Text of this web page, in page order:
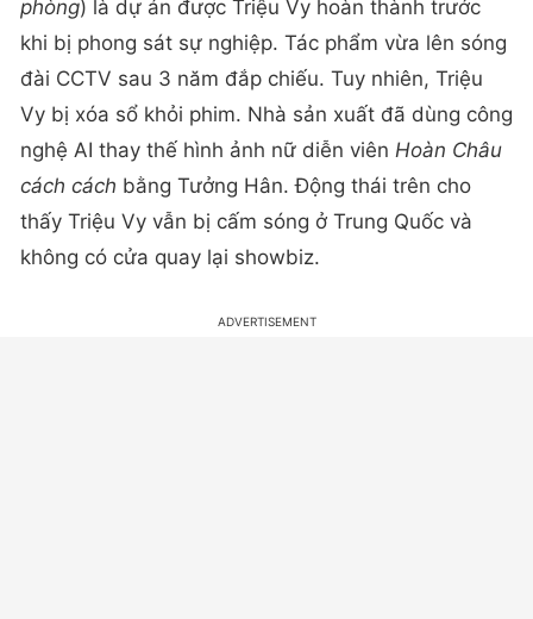
phòng) là dự án được Triệu Vy hoàn thành trước
khi bị phong sát sự nghiệp. Tác phẩm vừa lên sóng
đài CCTV sau 3 năm đắp chiếu. Tuy nhiên, Triệu
Vy bị xóa sổ khỏi phim. Nhà sản xuất đã dùng công
nghệ AI thay thế hình ảnh nữ diễn viên Hoàn Châu
cách cách bằng Tưởng Hân. Động thái trên cho
thấy Triệu Vy vẫn bị cấm sóng ở Trung Quốc và
không có cửa quay lại showbiz.